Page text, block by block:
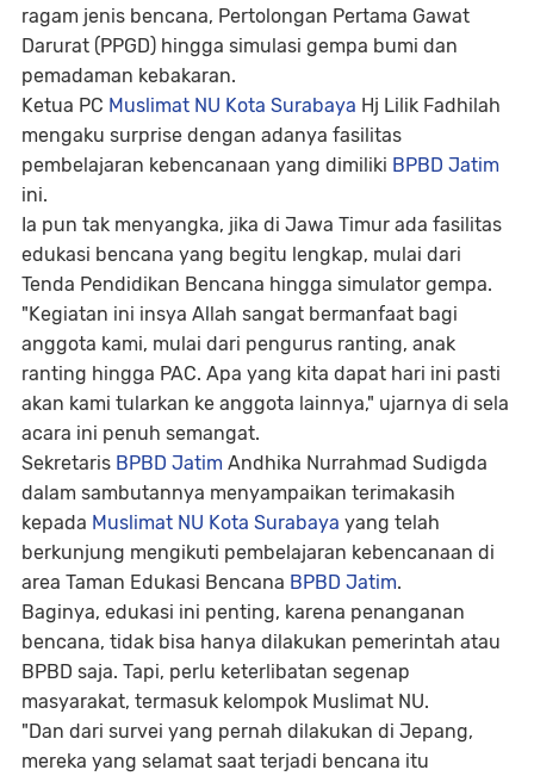
ragam jenis bencana, Pertolongan Pertama Gawat
Darurat (PPGD) hingga simulasi gempa bumi dan
pemadaman kebakaran.
Ketua PC Muslimat NU Kota Surabaya Hj Lilik Fadhilah
mengaku surprise dengan adanya fasilitas
pembelajaran kebencanaan yang dimiliki BPBD Jatim
ini.
Ia pun tak menyangka, jika di Jawa Timur ada fasilitas
edukasi bencana yang begitu lengkap, mulai dari
Tenda Pendidikan Bencana hingga simulator gempa.
"Kegiatan ini insya Allah sangat bermanfaat bagi
anggota kami, mulai dari pengurus ranting, anak
ranting hingga PAC. Apa yang kita dapat hari ini pasti
akan kami tularkan ke anggota lainnya," ujarnya di sela
acara ini penuh semangat.
Sekretaris BPBD Jatim Andhika Nurrahmad Sudigda
dalam sambutannya menyampaikan terimakasih
kepada Muslimat NU Kota Surabaya yang telah
berkunjung mengikuti pembelajaran kebencanaan di
area Taman Edukasi Bencana BPBD Jatim.
Baginya, edukasi ini penting, karena penanganan
bencana, tidak bisa hanya dilakukan pemerintah atau
BPBD saja. Tapi, perlu keterlibatan segenap
masyarakat, termasuk kelompok Muslimat NU.
"Dan dari survei yang pernah dilakukan di Jepang,
mereka yang selamat saat terjadi bencana itu